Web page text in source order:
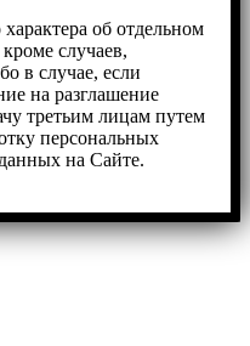
об отдельном
кроме случаев,
в случае, если
на разглашение
третьим лицам путем
персональных
на Сайте.